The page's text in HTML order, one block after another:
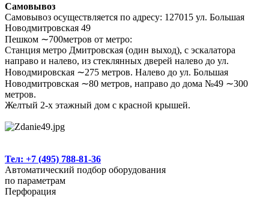
Самовывоз
Самовывоз осуществляется по адресу: 127015 ул. Большая
Новодмитровская 49
Пешком ∼700метров от метро:
Станция метро Дмитровская (один выход), с эскалатора
направо и налево, из стеклянных дверей налево до ул.
Новодмировская ∼275 метров. Налево до ул. Большая
Новодмитровская ∼80 метров, направо до дома №49 ∼300
метров.
Желтый 2-х этажный дом с красной крышей.
Тел: +7 (495) 788-81-36
Автоматический подбор оборудования
по параметрам
Перфорация